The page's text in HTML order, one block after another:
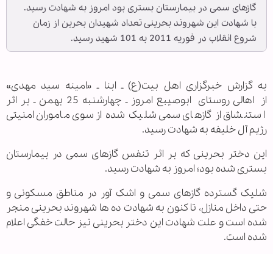
گازهای سمی در بیمارستان بستری بود امروز به شهادت رسید.
با شهادت این شهروند بحرینی تعداد شهیدان بحرین از زمان
شروع انقلاب در فوریه 2011 به 101 شهید رسید.
به گزارش خبرگزاری اهل‏ بیت(ع) ـ ابنا ـ «امینه سید مهدی»
از اهالی روستای ابوصیبع امروز ـ چهارشنبه 25 بهمن ـ بر اثر
استنشاق از گازهای سمی شلیک شده از سوی ماموران امنیتی
رژیم آل خلیفه به شهادت رسید.
این دختر بحرینی که بر اثر تنفس گازهای سمی در بیمارستان
بستری شده بود؛ امروز به شهادت رسید.
شلیک گسترده گازهای سمی و اشک آور در مناطق مسکونی و
حتی داخل منازل، تا کنون به شهادت ده ها شهروند بحرینی منجر
شده است و علت شهادت این دختر بحرینی نیز حالت خفگی اعلام
شده است.